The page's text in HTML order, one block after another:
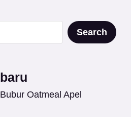
Search
Oatmeal Apel